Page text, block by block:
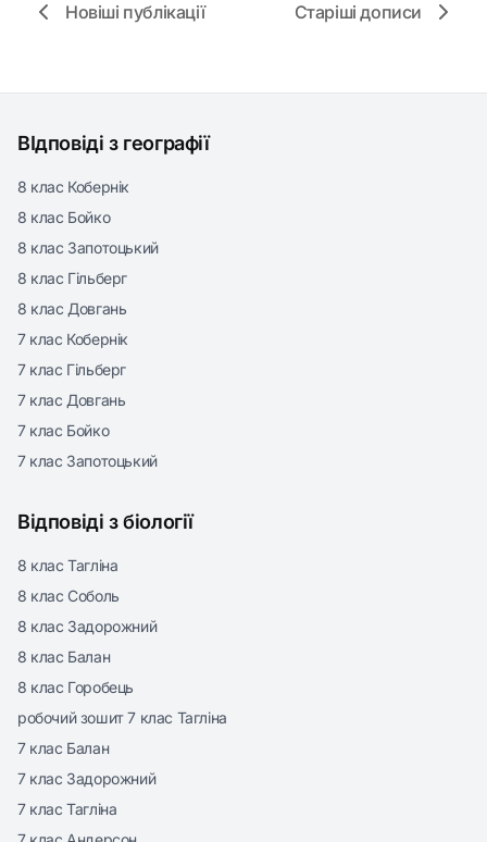
Новіші публікації Старіші дописи
ВІдповіді з географії
8 клас Кобернік
8 клас Бойко
8 клас Запотоцький
8 клас Гільберг
8 клас Довгань
7 клас Кобернік
7 клас Гільберг
7 клас Довгань
7 клас Бойко
7 клас Запотоцький
Відповіді з біології
8 клас Тагліна
8 клас Соболь
8 клас Задорожний
8 клас Балан
8 клас Горобець
робочий зошит 7 клас Тагліна
7 клас Балан
7 клас Задорожний
7 клас Тагліна